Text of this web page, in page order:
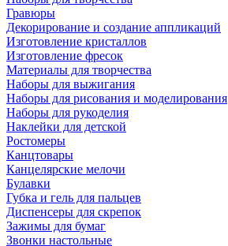
Гравюры
Декорирование и создание аппликаций
Изготовление кристаллов
Изготовление фресок
Материалы для творчества
Наборы для выжигания
Наборы для рисования и моделирования
Наборы для рукоделия
Наклейки для детской
Ростомеры
Канцтовары
Канцелярские мелочи
Булавки
Губка и гель для пальцев
Диспенсеры для скрепок
Зажимы для бумаг
Звонки настольные